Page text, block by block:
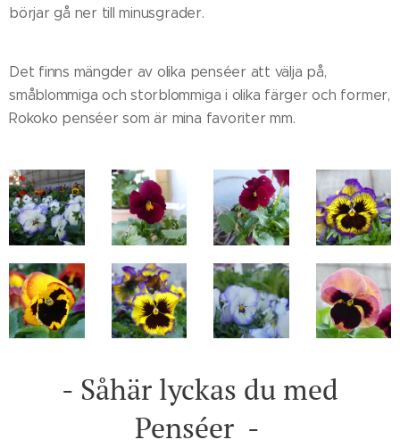
börjar gå ner till minusgrader.
Det finns mängder av olika penséer att välja på,
småblommiga och storblommiga i olika färger och former,
Rokoko penséer som är mina favoriter mm.
- Såhär lyckas du med
Penséer -